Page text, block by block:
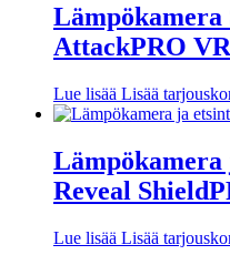
Lämpökamera
AttackPRO
Lue lisää Lisää
Lämpökamera
Reveal
Lue lisää Lisää